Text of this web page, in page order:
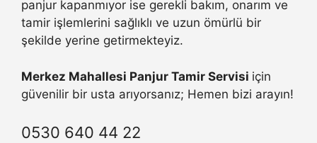
panjur kapanmıyor ise gerekli bakım, onarım ve
tamir işlemlerini sağlıklı ve uzun ömürlü bir
şekilde yerine getirmekteyiz.
Merkez Mahallesi Panjur Tamir Servisi için
güvenilir bir usta arıyorsanız; Hemen bizi arayın!
0530 640 44 22